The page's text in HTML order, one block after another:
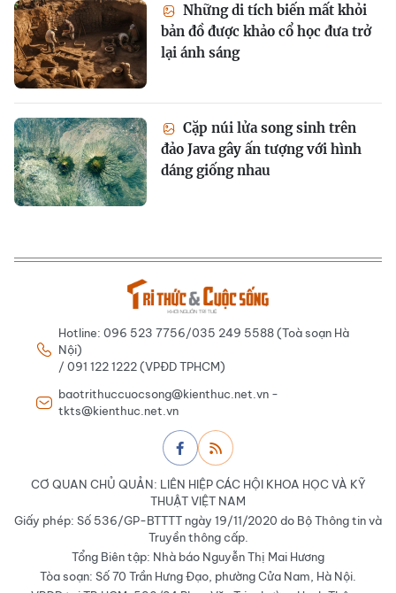
Những di tích biến mất khỏi
bản đồ được khảo cổ học đưa trở
lại ánh sáng
Cặp núi lửa song sinh trên
đảo Java gây ấn tượng với hình
dáng giống nhau
Hotline: 096 523 7756/035 249 5588 (Toà soạn Hà
Nội)
/ 091 122 1222 (VPĐD TPHCM)
baotrithuccuocsong@kienthuc.net.vn -
tkts@kienthuc.net.vn
CƠ QUAN CHỦ QUẢN: LIÊN HIỆP CÁC HỘI KHOA HỌC VÀ KỸ
THUẬT VIỆT NAM
Giấy phép: Số 536/GP-BTTTT ngày 19/11/2020 do Bộ Thông tin và
Truyền thông cấp.
Tổng Biên tập: Nhà báo Nguyễn Thị Mai Hương
Tòa soạn: Số 70 Trần Hưng Đạo, phường Cửa Nam, Hà Nội.